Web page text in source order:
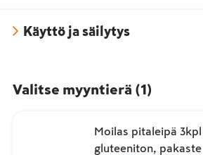
Käyttö ja säilytys
Valitse myyntierä (1 )
Moilas pitaleipä 3kpl
gluteeniton, pakaste